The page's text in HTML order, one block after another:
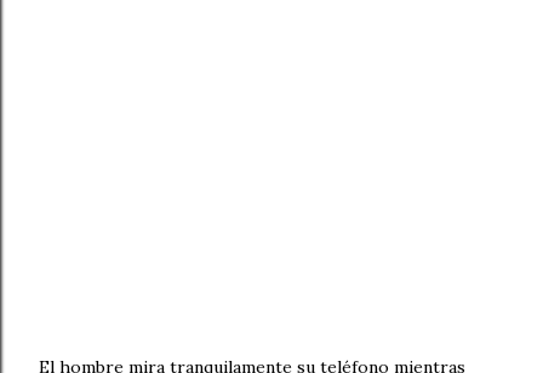
El hombre mira tranquilamente su teléfono mientras